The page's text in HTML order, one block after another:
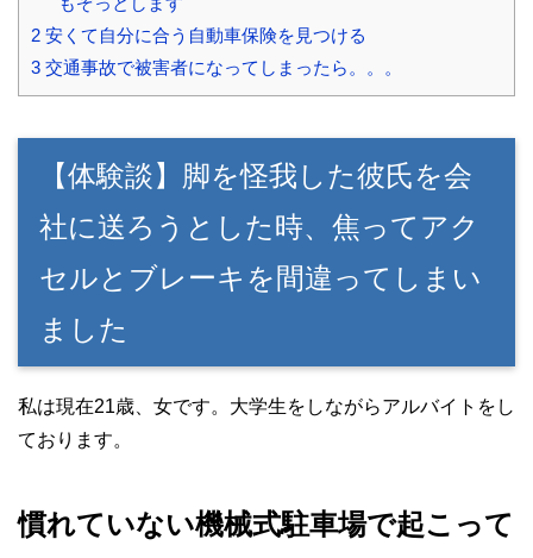
2 安くて自分に合う自動車保険を見つける
3 交通事故で被害者になってしまったら。。。
【体験談】脚を怪我した彼氏を会
社に送ろうとした時、焦ってアク
セルとブレーキを間違ってしまい
ました
私は現在21歳、女です。大学生をしながらアルバイトをし
ております。
慣れていない機械式駐車場で起こって